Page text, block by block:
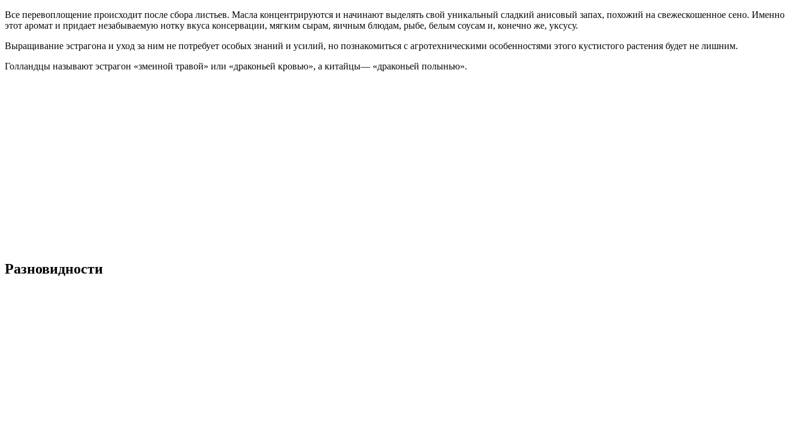
Все перевоплощение происходит после сбора листьев. Масла концентрируются и начинают выделять свой уникальный сладкий анисовый запах, похожий на свежескошенное сено. Именно
этот аромат и придает незабываемую нотку вкуса консервации, мягким сырам, яичным блюдам, рыбе, белым соусам и, конечно же, уксусу.
Выращивание эстрагона и уход за ним не потребует особых знаний и усилий, но познакомиться с агротехническими особенностями этого кустистого растения будет не лишним.
Голландцы называют эстрагон «змеиной травой» или «драконьей кровью», а китайцы— «драконьей полынью».
Разновидности